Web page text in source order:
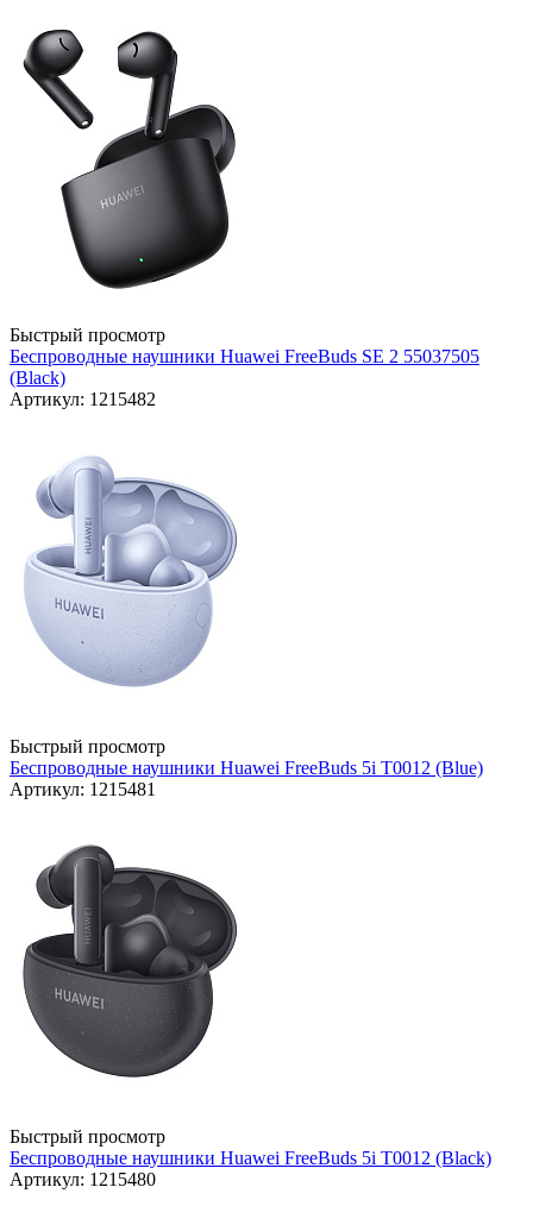
Быстрый просмотр
Беспроводные наушники Huawei FreeBuds SE 2 55037505
(Black)
Артикул: 1215482
Быстрый просмотр
Беспроводные наушники Huawei FreeBuds 5i T0012 (Blue)
Артикул: 1215481
Быстрый просмотр
Беспроводные наушники Huawei FreeBuds 5i T0012 (Black)
Артикул: 1215480